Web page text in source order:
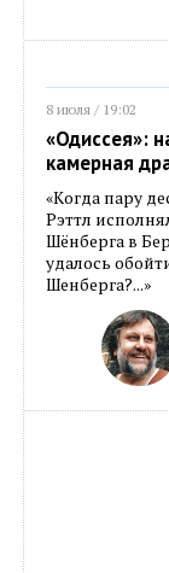
8 июля / 19:02
«Одиссея»:
камерная
«Когда пару
Рэттл
Шёнберга в
удалось
Шенберга?...»